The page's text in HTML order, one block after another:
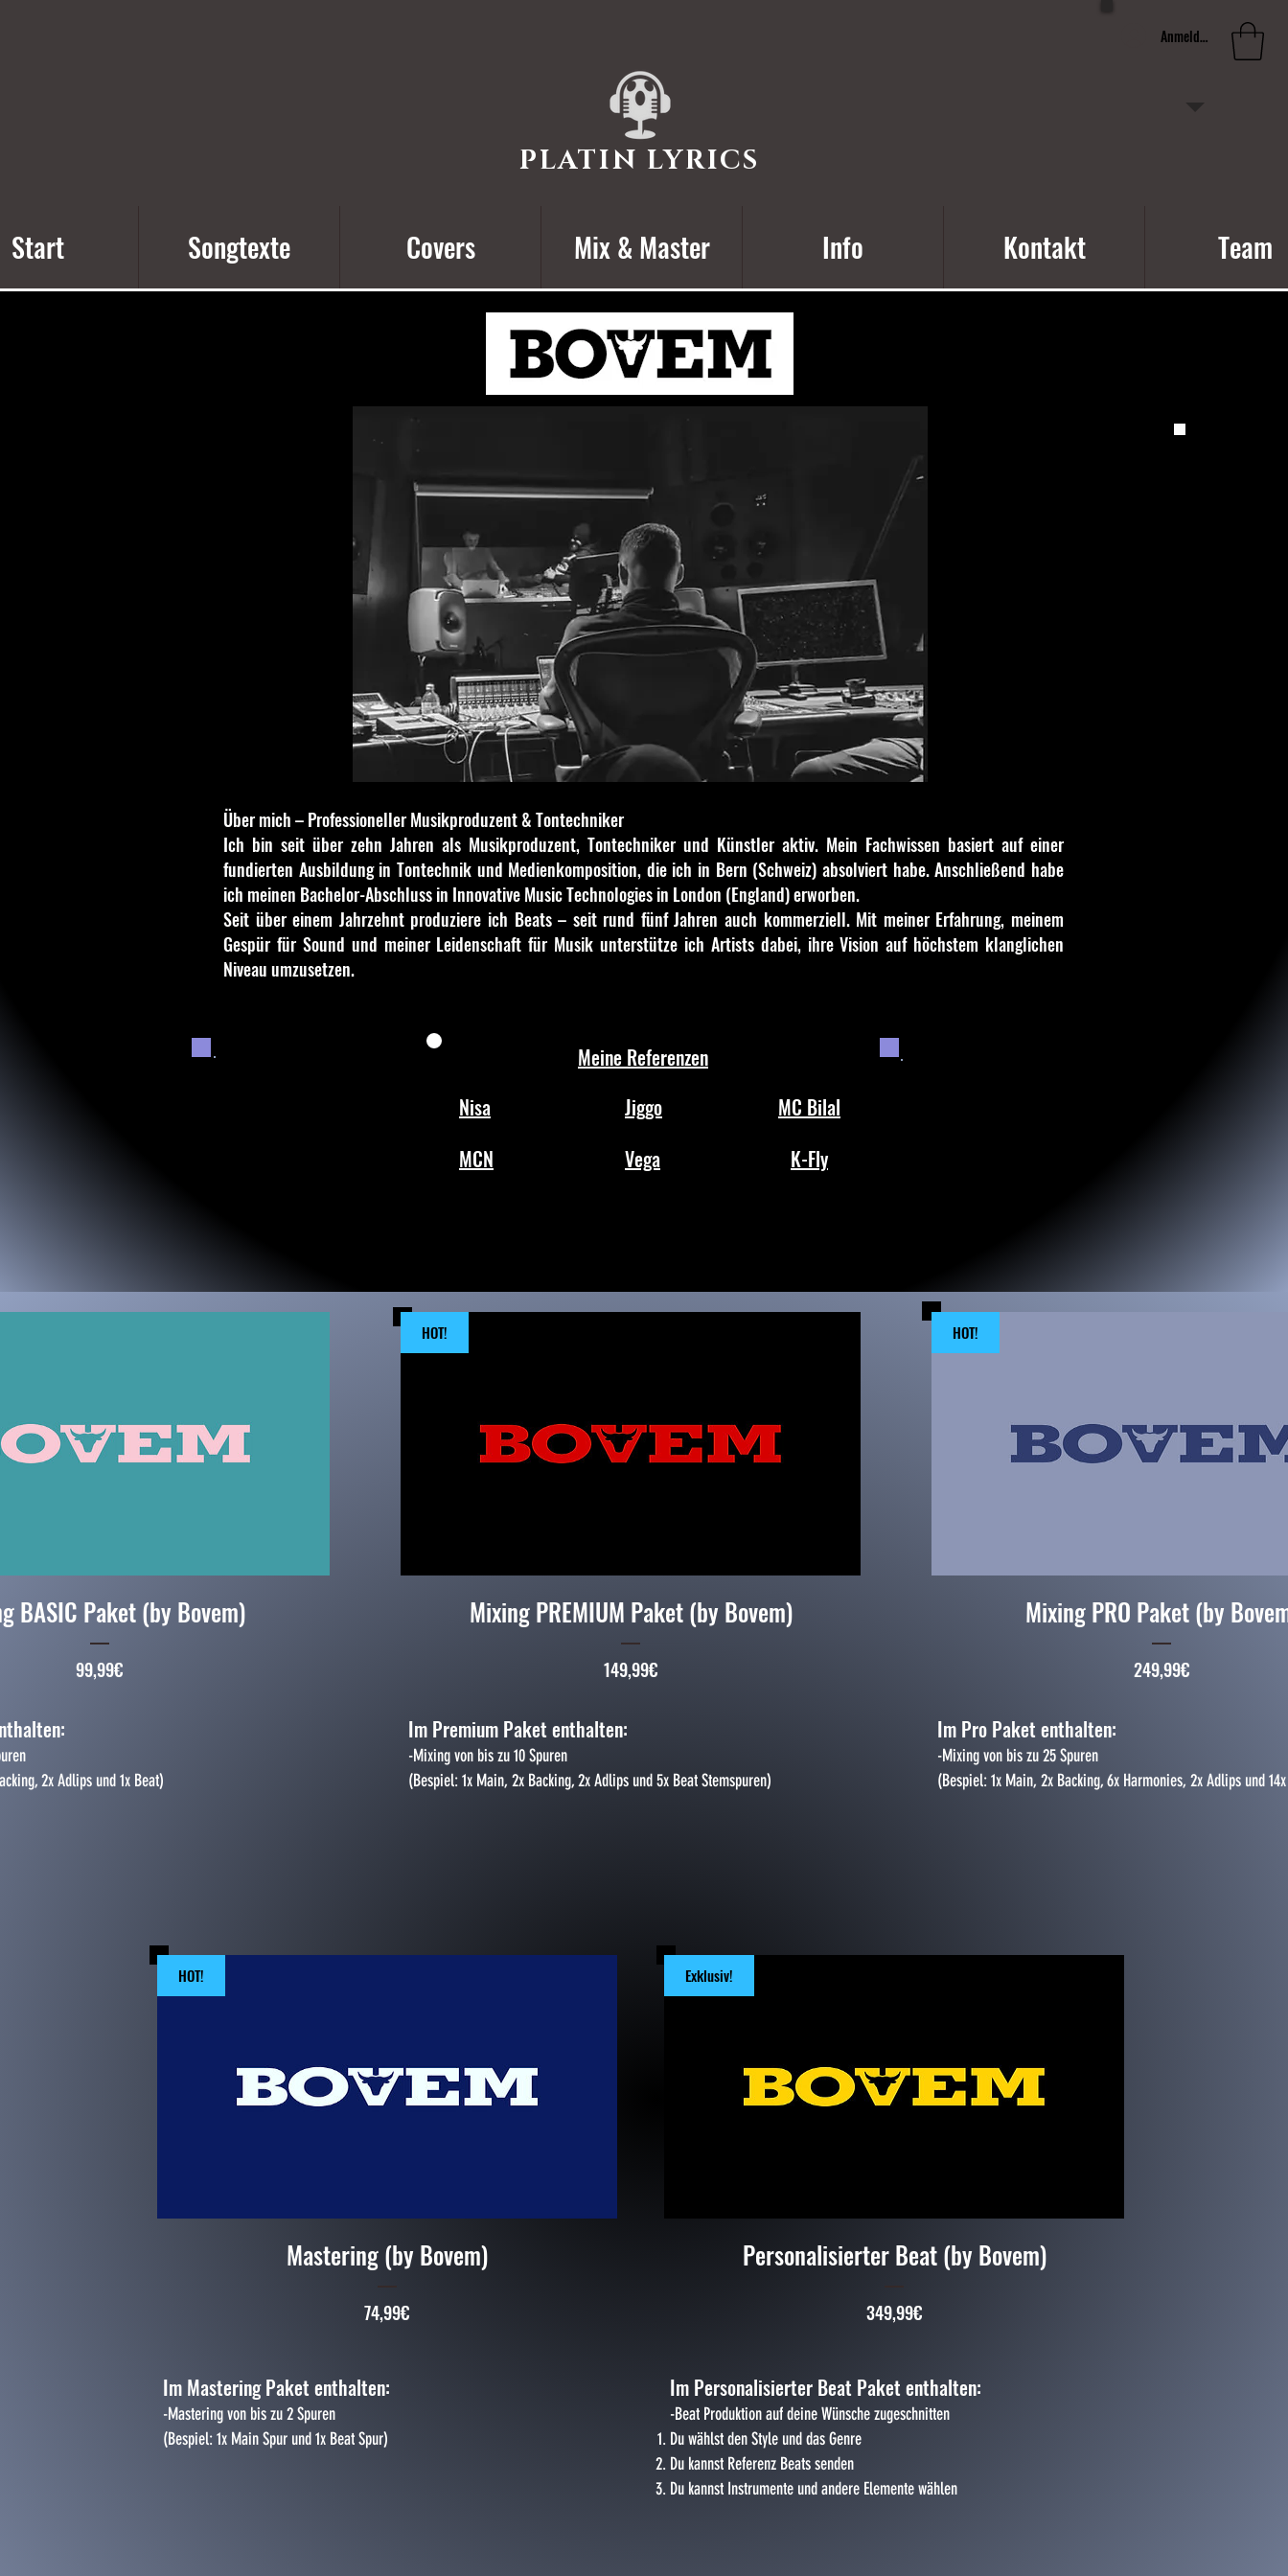
Anmelden
PLATIN LYRICS
Start Songtexte Covers Mix & Master Info Kontakt Team
Über mich – Professioneller Musikproduzent & Tontechniker
Ich bin seit über zehn Jahren als Musikproduzent, Tontechniker und Künstler aktiv. Mein Fachwissen basiert auf einer
fundierten Ausbildung in Tontechnik und Medienkomposition, die ich in Bern (Schweiz) absolviert habe. Anschließend habe
ich meinen Bachelor-Abschluss in Innovative Music Technologies in London (England) erworben.
Seit über einem Jahrzehnt produziere ich Beats – seit rund fünf Jahren auch kommerziell. Mit meiner Erfahrung, meinem
Gespür für Sound und meiner Leidenschaft für Musik unterstütze ich Artists dabei, ihre Vision auf höchstem klanglichen
Niveau umzusetzen.
Meine Referenzen
Nisa
MCN
Jiggo
Vega
MC Bilal
K-Fly
2x Adlips und 1x Beat)
BASIC Paket (by Bovem)
99,99€
HOT!
Mixing PREMIUM Paket (by Bovem)
149,99€Preis
Im Premium Paket enthalten:
-Mixing von bis zu 10 Spuren
​(Bespiel: 1x Main, 2x Backing, 2x Adlips und 5x Beat Stemspuren)
Im Pro Paket enthalten:
-Mixing von bis zu 25 Spuren
​(Bespiel: 1x Main, 2x Backing, 6x Harmonies, 2x Adlips und
HOT!
Mixing PRO Paket (by
249,99€Preis
Im Mastering Paket enthalten:
-Mastering von bis zu 2 Spuren
​(Bespiel: 1x Main Spur und 1x Beat Spur)
HOT!
Mastering (by Bovem)
74,99€
Im Personalisierter Beat Paket enthalten:
-Beat Produktion auf deine Wünsche zugeschnitten
Du wählst den Style und das Genre
Du kannst Referenz Beats senden
Du kannst Instrumente und andere Elemente wählen
Exklusiv!
Personalisierter Beat (by Bovem)
349,99€Preis